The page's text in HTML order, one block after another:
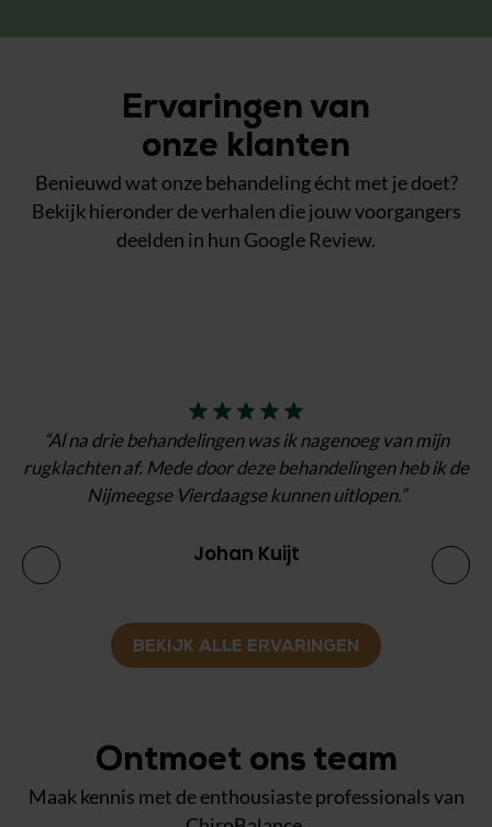
Ervaringen van
onze klanten
Benieuwd wat onze behandeling écht met je doet?
Bekijk hieronder de verhalen die jouw voorgangers
deelden in hun Google Review.
“Al na drie behandelingen was ik nagenoeg van mijn
rugklachten af. Mede door deze behandelingen heb ik de
Nijmeegse Vierdaagse kunnen uitlopen.”
Johan Kuijt
BEKIJK ALLE ERVARINGEN
Ontmoet ons team
Maak kennis met de enthousiaste professionals van